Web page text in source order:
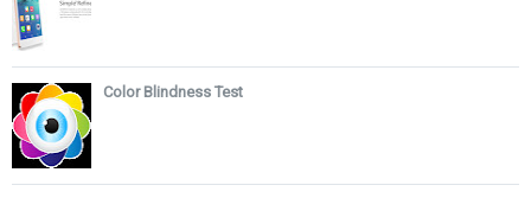
Color Blindness Test